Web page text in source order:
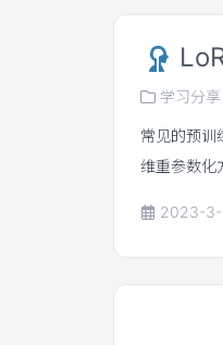
学习分享
常见的预训
维重参数化
影。微调
W。
2023-3-